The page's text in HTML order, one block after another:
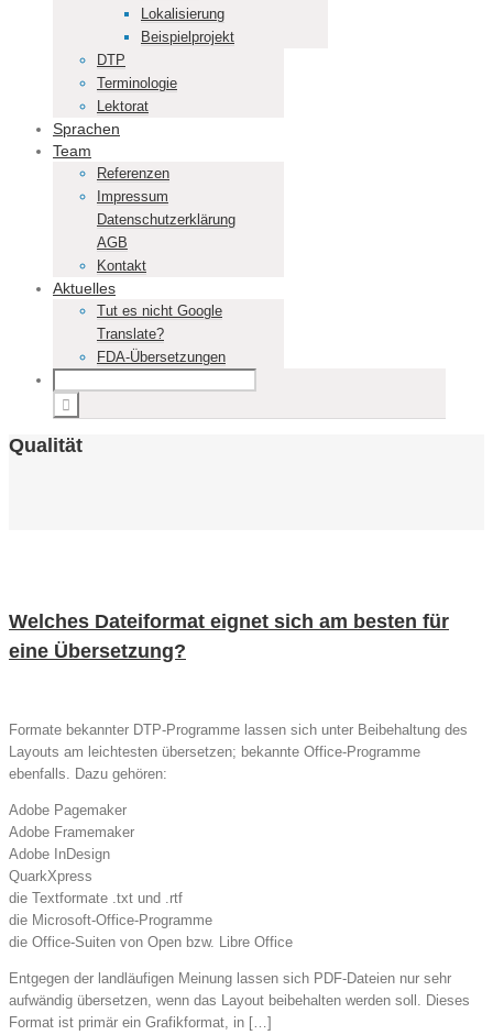
Lokalisierung
Beispielprojekt
DTP
Terminologie
Lektorat
Sprachen
Team
Referenzen
Impressum
Datenschutzerklärung
AGB
Kontakt
Aktuelles
Tut es nicht Google
Translate?
FDA-Übersetzungen
Qualität
Welches Dateiformat eignet sich am besten für
eine Übersetzung?
Formate bekannter DTP-Programme lassen sich unter Beibehaltung des
Layouts am leichtesten übersetzen; bekannte Office-Programme
ebenfalls. Dazu gehören:
Adobe Pagemaker
Adobe Framemaker
Adobe InDesign
QuarkXpress
die Textformate .txt und .rtf
die Microsoft-Office-Programme
die Office-Suiten von Open bzw. Libre Office
Entgegen der landläufigen Meinung lassen sich PDF-Dateien nur sehr
aufwändig übersetzen, wenn das Layout beibehalten werden soll. Dieses
Format ist primär ein Grafikformat, in […]